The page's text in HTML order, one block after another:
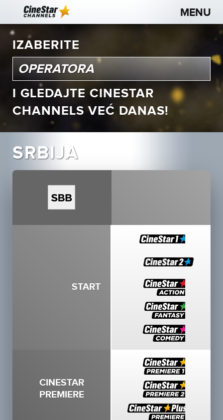
IZABERITE
I GLEDAJTE CINESTAR
CHANNELS VEĆ DANAS!
SRBIJA
START
CINESTAR
PREMIERE